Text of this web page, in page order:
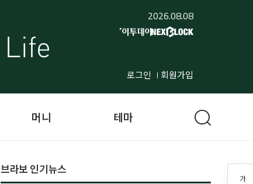
2026.08.08
로그인 회원가입
가
머니 테마
브라보 인기뉴스